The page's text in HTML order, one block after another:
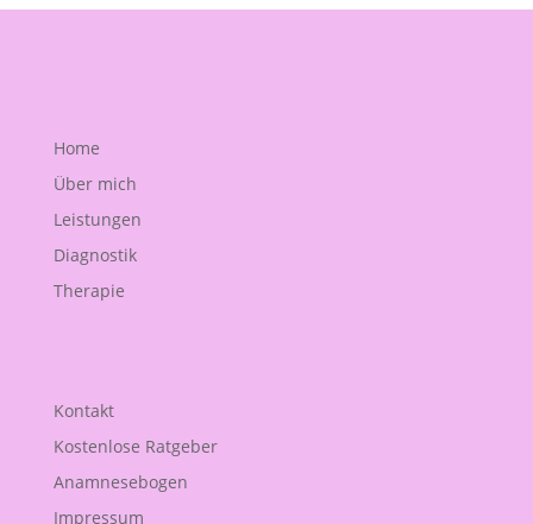
Home
Über mich
Leistungen
Diagnostik
Therapie
Kontakt
Kostenlose Ratgeber
Anamnesebogen
Impressum